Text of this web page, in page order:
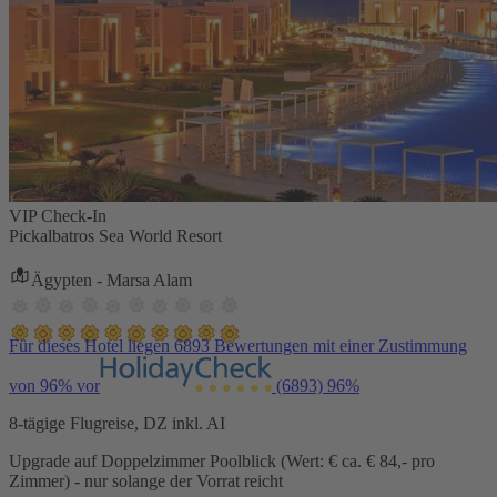
VIP Check-In
Pickalbatros Sea World Resort
Ägypten - Marsa Alam
Für dieses Hotel liegen 6893 Bewertungen mit einer Zustimmung
von 96% vor (6893) 96%
8-tägige Flugreise, DZ inkl. AI
Upgrade auf Doppelzimmer Poolblick (Wert: € ca. € 84,- pro
Zimmer) - nur solange der Vorrat reicht